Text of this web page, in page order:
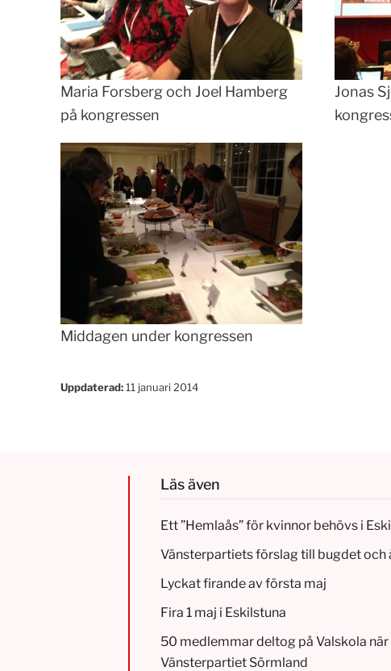
Maria Forsberg och Joel Hamberg
på kongressen
Jonas
Middagen under kongressen
Uppdaterad:11 januari 2014
Läs även
Ett ”Hemlaås” för kvinnor behövs i
Vänsterpartiets förslag till bugdet
Lyckat firande av första maj
Fira 1 maj i Eskilstuna
50 medlemmar deltog på Valskola
Vänsterpartiet Sörmland